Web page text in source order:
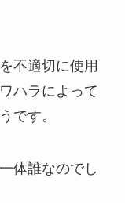
不適切に使用
ハラによって
です。
体誰なのでし